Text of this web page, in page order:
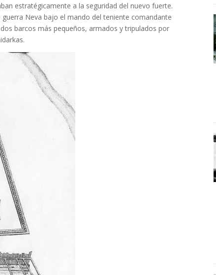
estratégicamente a la seguridad del nuevo fuerte.
Neva bajo el mando del teniente comandante
barcos más pequeños, armados y tripulados por